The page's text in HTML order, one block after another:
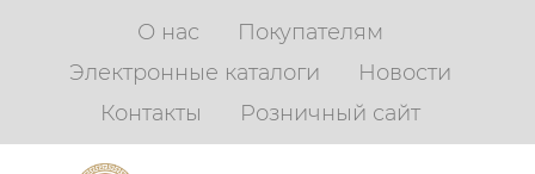
О нас
Покупателям
Электронные каталоги
Новости
Контакты
Розничный сайт